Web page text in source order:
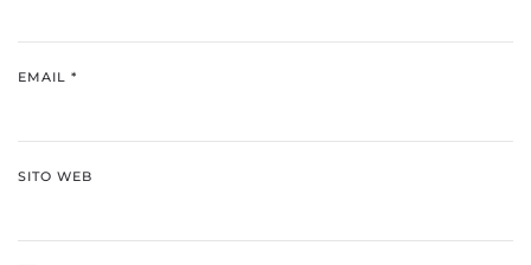
EMAIL *
SITO WEB